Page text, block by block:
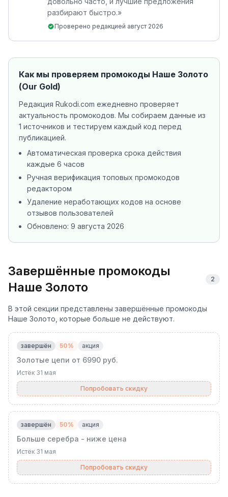
разбирают быстро.»
Проверено редакцией август 2026
Как мы проверяем промокоды Наше Золото
(Our Gold)
Редакция Rukodi.com ежедневно проверяет
актуальность промокодов. Мы собираем данные из
1 источников и тестируем каждый код перед
публикацией.
Автоматическая проверка срока действия
каждые 6 часов
Ручная верификация топовых промокодов
редактором
Удаление неработающих кодов на основе
отзывов пользователей
Обновлено: 9 августа 2026
Завершённые промокоды
Наше Золото
2
В этой секции представлены завершённые промокоды
Наше Золото, которые больше не действуют.
завершён 50% акция
Золотые цепи от 6990 руб.
Истёк 31 мая
Попробовать скидку
завершён 50% акция
Больше серебра - ниже цена
Истёк 31 мая
Попробовать скидку